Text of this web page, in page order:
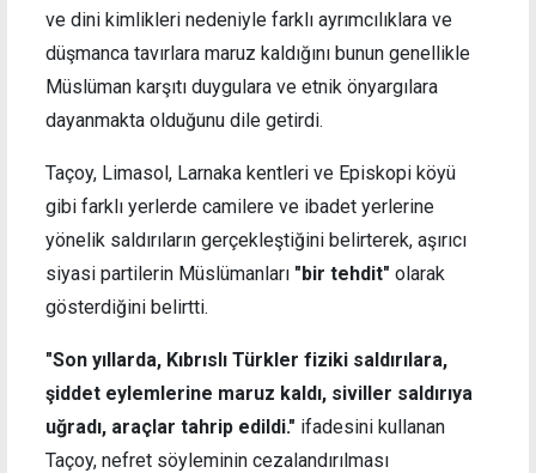
ve dini kimlikleri nedeniyle farklı ayrımcılıklara ve
düşmanca tavırlara maruz kaldığını bunun genellikle
Müslüman karşıtı duygulara ve etnik önyargılara
dayanmakta olduğunu dile getirdi.
Taçoy, Limasol, Larnaka kentleri ve Episkopi köyü
gibi farklı yerlerde camilere ve ibadet yerlerine
yönelik saldırıların gerçekleştiğini belirterek, aşırıcı
siyasi partilerin Müslümanları "bir tehdit" olarak
gösterdiğini belirtti.
"Son yıllarda, Kıbrıslı Türkler fiziki saldırılara,
şiddet eylemlerine maruz kaldı, siviller saldırıya
uğradı, araçlar tahrip edildi." ifadesini kullanan
Taçoy, nefret söyleminin cezalandırılması